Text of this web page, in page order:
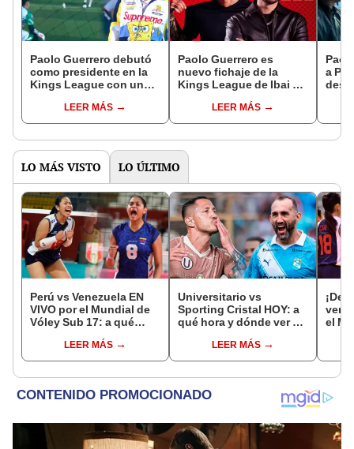
Paolo Guerrero debutó
como presidente en la
Kings League con un
Loco le dice”
LEER MÁS
Paolo Guerrero es
nuevo fichaje de la
Kings League de Ibai y
presidente de la
selección peruana
LEER MÁS
a
LO MÁS VISTO LO ÚLTIMO
Perú vs Venezuela EN
VIVO por el Mundial de
Vóley Sub 17: a qué
partido de la fecha 2
LEER MÁS
Universitario vs
Sporting Cristal HOY: a
qué hora y dónde ver el
Clausura de la Liga 1
2026
LEER MÁS
el